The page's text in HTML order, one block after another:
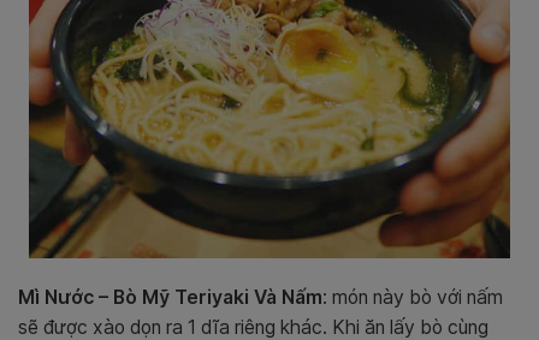
Mì Nước – Bò Mỹ Teriyaki Và Nấm: món này bò với nấm
sẽ được xào dọn ra 1 dĩa riêng khác. Khi ăn lấy bò cùng